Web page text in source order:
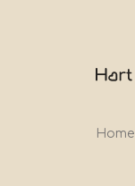
Home